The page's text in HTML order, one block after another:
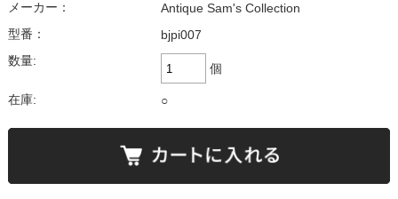
メーカー：
Antique Sam's Collection
型番：
bjpi007
数量:
個
在庫: ○